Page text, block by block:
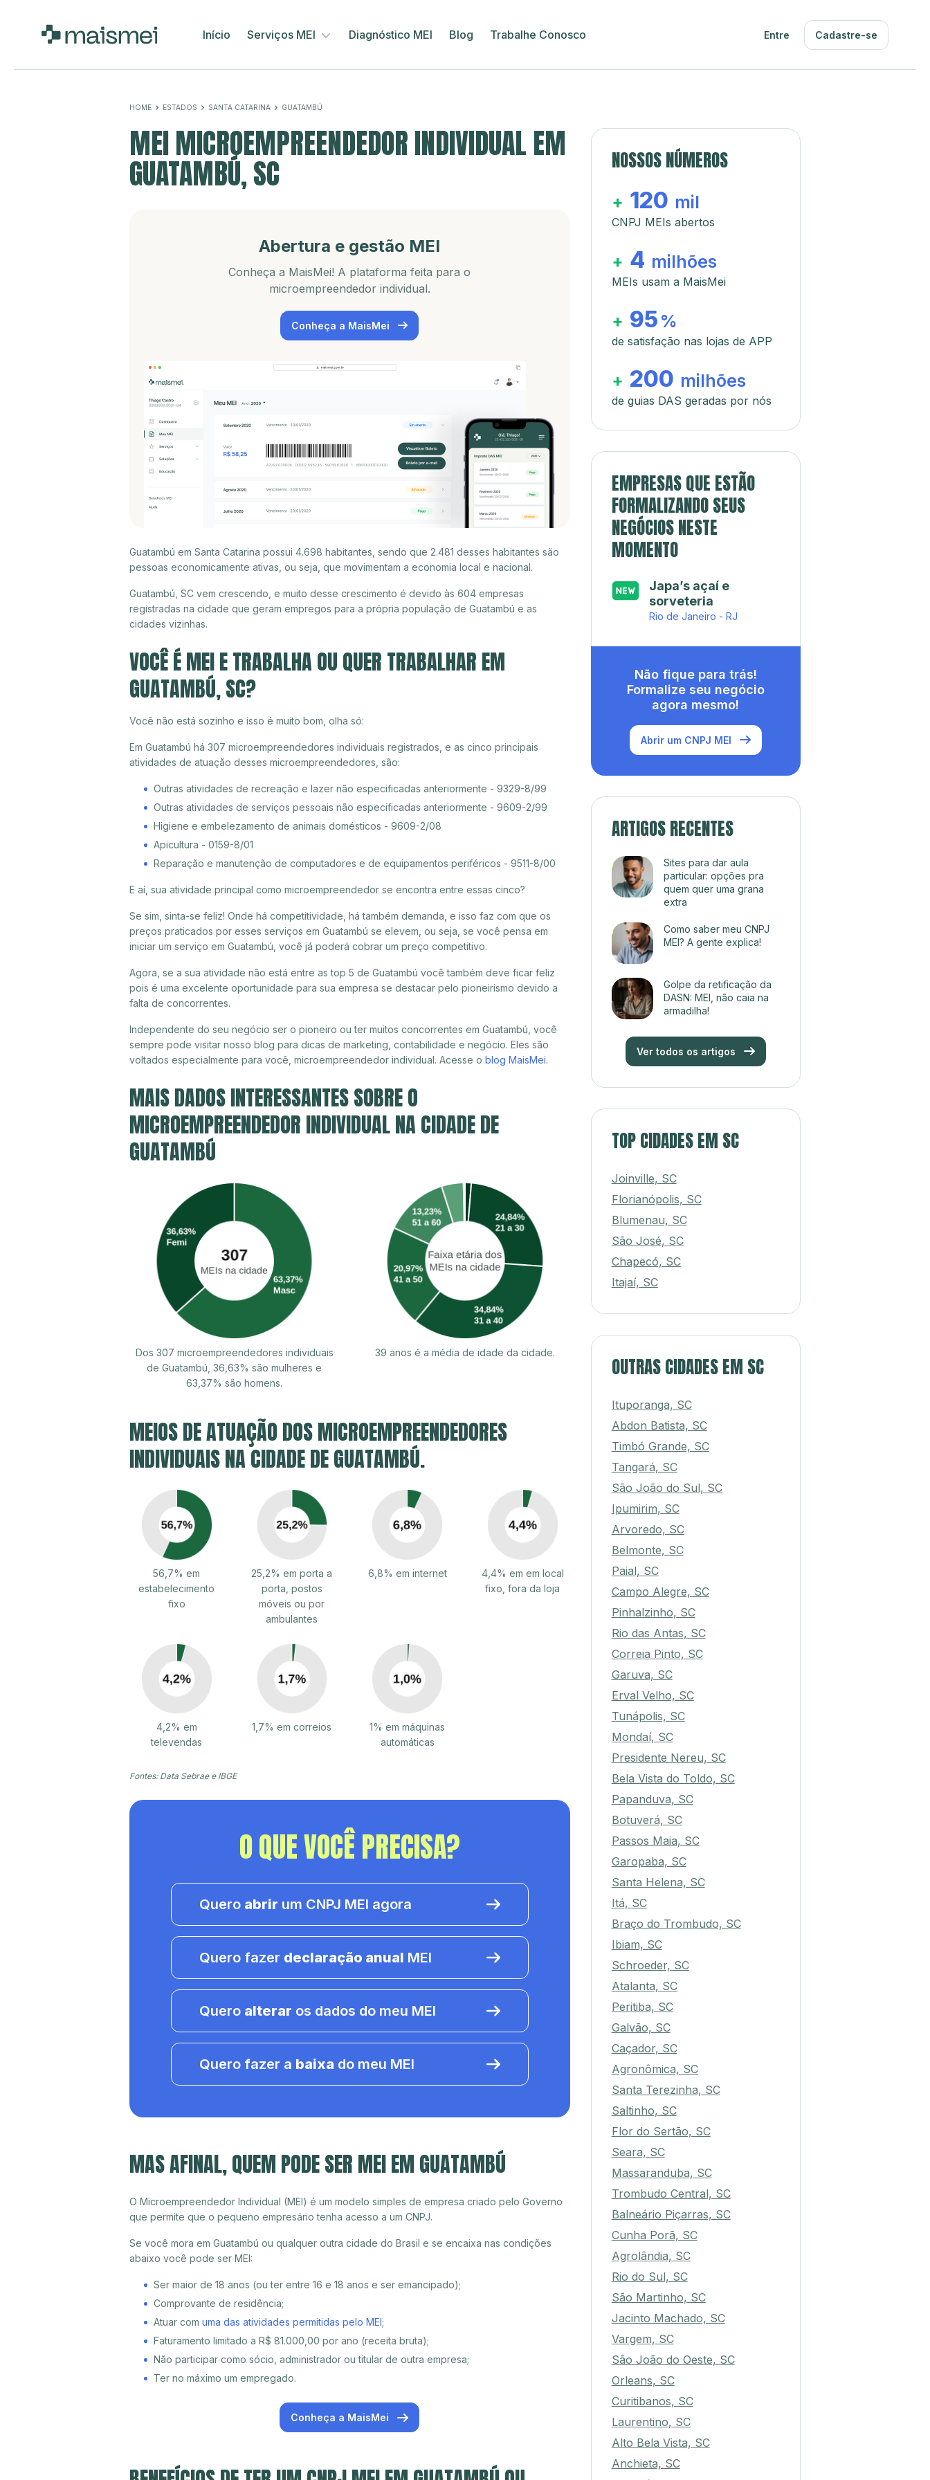
Início Serviços MEI Diagnóstico MEI Blog Trabalhe Conosco Entre Cadastre-se
HOME ESTADOS SANTA CATARINA GUATAMBÚ
MEI MICROEMPREENDEDOR INDIVIDUAL EM
GUATAMBÚ, SC
Abertura e gestão MEI
Conheça a MaisMei! A plataforma feita para o
microempreendedor individual.
Conheça a MaisMei
Guatambú em Santa Catarina possui 4.698 habitantes, sendo que 2.481 desses habitantes são
pessoas economicamente ativas, ou seja, que movimentam a economia local e nacional.
Guatambú, SC vem crescendo, e muito desse crescimento é devido às 604 empresas
registradas na cidade que geram empregos para a própria população de Guatambú e as
cidades vizinhas.
VOCÊ É MEI E TRABALHA OU QUER TRABALHAR EM
GUATAMBÚ, SC?
Você não está sozinho e isso é muito bom, olha só:
Em Guatambú há 307 microempreendedores individuais registrados, e as cinco principais
atividades de atuação desses microempreendedores, são:
Outras atividades de recreação e lazer não especificadas anteriormente - 9329-8/99
Outras atividades de serviços pessoais não especificadas anteriormente - 9609-2/99
Higiene e embelezamento de animais domésticos - 9609-2/08
Apicultura - 0159-8/01
Reparação e manutenção de computadores e de equipamentos periféricos - 9511-8/00
E aí, sua atividade principal como microempreendedor se encontra entre essas cinco?
Se sim, sinta-se feliz! Onde há competitividade, há também demanda, e isso faz com que os
preços praticados por esses serviços em Guatambú se elevem, ou seja, se você pensa em
iniciar um serviço em Guatambú, você já poderá cobrar um preço competitivo.
Agora, se a sua atividade não está entre as top 5 de Guatambú você também deve ficar feliz
pois é uma excelente oportunidade para sua empresa se destacar pelo pioneirismo devido a
falta de concorrentes.
Independente do seu negócio ser o pioneiro ou ter muitos concorrentes em Guatambú, você
sempre pode visitar nosso blog para dicas de marketing, contabilidade e negócio. Eles são
voltados especialmente para você, microempreendedor individual. Acesse o blog MaisMei.
MAIS DADOS INTERESSANTES SOBRE O
MICROEMPREENDEDOR INDIVIDUAL NA CIDADE DE
GUATAMBÚ
Dos 307 microempreendedores individuais
de Guatambú, 36,63% são mulheres e
63,37% são homens.
39 anos é a média de idade da cidade.
MEIOS DE ATUAÇÃO DOS MICROEMPREENDEDORES
INDIVIDUAIS NA CIDADE DE GUATAMBÚ.
56,7% em
estabelecimento
fixo
25,2% em porta a
porta, postos
móveis ou por
ambulantes
6,8% em internet
4,4% em em local
fixo, fora da loja
4,2% em
televendas
1,7% em correios
1% em máquinas
automáticas
Fontes: Data Sebrae e IBGE
O QUE VOCÊ PRECISA?
Quero abrir um CNPJ MEI agora
Quero fazer declaração anual MEI
Quero alterar os dados do meu MEI
Quero fazer a baixa do meu MEI
MAS AFINAL, QUEM PODE SER MEI EM GUATAMBÚ
O Microempreendedor Individual (MEI) é um modelo simples de empresa criado pelo Governo
que permite que o pequeno empresário tenha acesso a um CNPJ.
Se você mora em Guatambú ou qualquer outra cidade do Brasil e se encaixa nas condições
abaixo você pode ser MEI:
Ser maior de 18 anos (ou ter entre 16 e 18 anos e ser emancipado);
Comprovante de residência;
Atuar com uma das atividades permitidas pelo MEI;
Faturamento limitado a R$ 81.000,00 por ano (receita bruta);
Não participar como sócio, administrador ou titular de outra empresa;
Ter no máximo um empregado.
Conheça a MaisMei
NOSSOS NÚMEROS
+ 120 mil
CNPJ MEIs abertos
+ 4 milhões
MEIs usam a MaisMei
+ 95 %
de satisfação nas lojas de APP
+ 200 milhões
de guias DAS geradas por nós
EMPRESAS QUE ESTÃO
FORMALIZANDO SEUS
NEGÓCIOS NESTE
MOMENTO
Japa’s açaí e
sorveteria
Rio de Janeiro - RJ
Não fique para trás!
Formalize seu negócio
agora mesmo!
Abrir um CNPJ MEI
ARTIGOS RECENTES
Sites para dar aula
particular: opções pra
quem quer uma grana
extra
Como saber meu CNPJ
MEI? A gente explica!
Golpe da retificação da
DASN: MEI, não caia na
armadilha!
Ver todos os artigos
TOP CIDADES EM SC
Joinville, SC
Florianópolis, SC
Blumenau, SC
São José, SC
Chapecó, SC
Itajaí, SC
OUTRAS CIDADES EM SC
Ituporanga, SC
Abdon Batista, SC
Timbó Grande, SC
Tangará, SC
São João do Sul, SC
Ipumirim, SC
Arvoredo, SC
Belmonte, SC
Paial, SC
Campo Alegre, SC
Pinhalzinho, SC
Rio das Antas, SC
Correia Pinto, SC
Garuva, SC
Erval Velho, SC
Tunápolis, SC
Mondaí, SC
Presidente Nereu, SC
Bela Vista do Toldo, SC
Papanduva, SC
Botuverá, SC
Passos Maia, SC
Garopaba, SC
Santa Helena, SC
Itá, SC
Braço do Trombudo, SC
Ibiam, SC
Schroeder, SC
Atalanta, SC
Peritiba, SC
Galvão, SC
Caçador, SC
Agronômica, SC
Santa Terezinha, SC
Saltinho, SC
Flor do Sertão, SC
Seara, SC
Massaranduba, SC
Trombudo Central, SC
Balneário Piçarras, SC
Cunha Porã, SC
Agrolândia, SC
Rio do Sul, SC
São Martinho, SC
Jacinto Machado, SC
Vargem, SC
São João do Oeste, SC
Orleans, SC
Curitibanos, SC
Laurentino, SC
Alto Bela Vista, SC
Anchieta, SC